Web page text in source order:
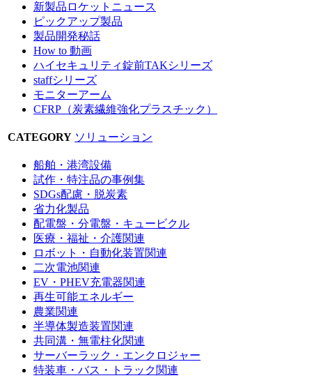
新製品ロケットニュース
ピックアップ製品
製品開発秘話
How to 動画
ハイセキュリティ錠前TAKシリーズ
staffシリーズ
モニターアーム
CFRP（炭素繊維強化プラスチック）
CATEGORY ソリューション
船舶・港湾設備
試作・特注品の事例集
SDGs配慮・脱炭素
省力化製品
配電盤・分電盤・キュービクル
医療・福祉・介護関連
ロボット・自動化装置関連
二次電池関連
EV・PHEV充電器関連
再生可能エネルギー
農業関連
半導体製造装置関連
共同溝・無電柱化関連
サーバーラック・エンクロジャー
特装車・バス・トラック関連